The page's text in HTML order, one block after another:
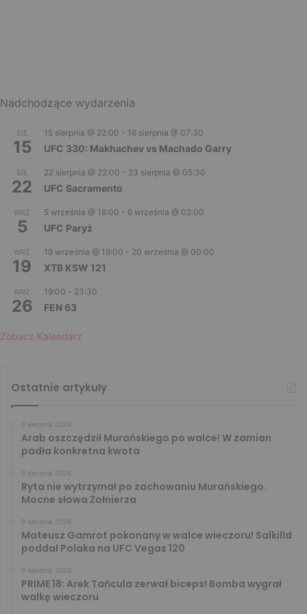
Nadchodzące wydarzenia
SIE
15
15 sierpnia @ 22:00 - 16 sierpnia @ 07:30
UFC 330: Makhachev vs Machado Garry
SIE
22
22 sierpnia @ 22:00 - 23 sierpnia @ 05:30
UFC Sacramento
WRZ
5
5 września @ 18:00 - 6 września @ 02:00
UFC Paryż
WRZ
19
19 września @ 19:00 - 20 września @ 00:00
XTB KSW 121
WRZ
26
19:00 - 23:30
FEN 63
Zobacz Kalendarz
Ostatnie artykuły
9 sierpnia 2026
Arab oszczędził Murańskiego po walce! W zamian
padła konkretna kwota
9 sierpnia 2026
Ryta nie wytrzymał po zachowaniu Murańskiego.
Mocne słowa Żołnierza
9 sierpnia 2026
Mateusz Gamrot pokonany w walce wieczoru! Salkilld
poddał Polaka na UFC Vegas 120
9 sierpnia 2026
PRIME 18: Arek Tańcula zerwał biceps! Bomba wygrał
walkę wieczoru